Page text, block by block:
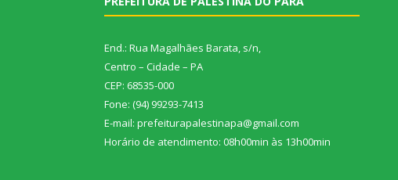
End.: Rua Magalhães Barata, s/n,
Centro – Cidade – PA
CEP: 68535-000
Fone: (94) 99293-7413
E-mail: prefeiturapalestinapa@gmail.com
Horário de atendimento: 08h00min às 13h00min